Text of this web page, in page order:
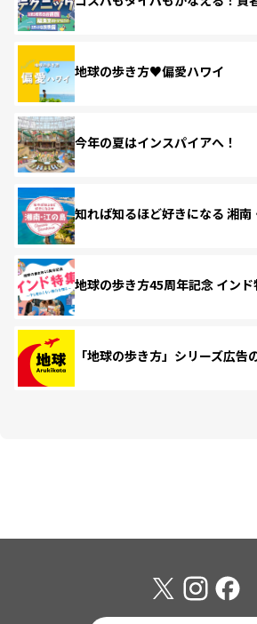
地球の歩き方♥偏愛ハワイ
今年の夏はインスパイアへ！
知れば知るほど好きになる 湘南
地球の歩き方45周年記念 インド
「地球の歩き方」シリーズ広告